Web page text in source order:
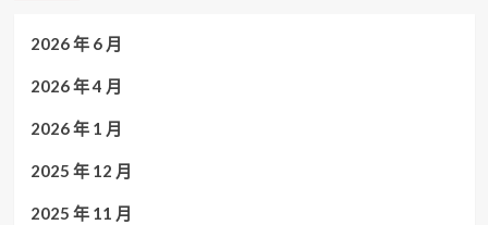
2026 年 6 月
2026 年 4 月
2026 年 1 月
2025 年 12 月
2025 年 11 月